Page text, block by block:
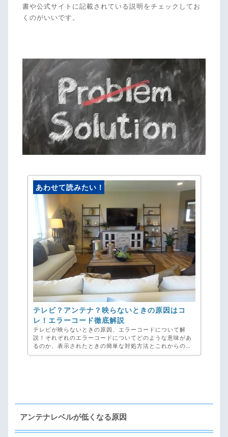
書や公式サイトに記載されている説明をチェックしてお
くのがいいです。
あわせて読みたい！
テレビ？アンテナ？映らないときの原因はコ
レ！エラーコード徹底解説
テレビが映らないときの原因、エラーコードについて解
説！それぞれのエラーコードについてどのような意味があ
るのか、表示されたときの簡単な対処方法とこれからの改
善点にもふれています。いくら確認しても改善されないと
アンテナレベルが低くなる原因